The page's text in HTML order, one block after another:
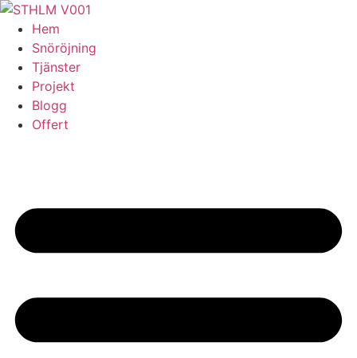
Skip
content
Hem
Snöröjning
Tjänster
Projekt
Blogg
Offert